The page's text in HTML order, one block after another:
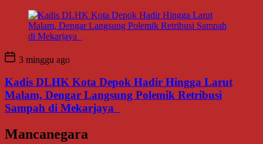
3 minggu ago
Kadis DLHK Kota Depok Hadir Hingga Larut
Malam, Dengar Langsung Polemik Retribusi
Sampah di Mekarjaya
Mancanegara